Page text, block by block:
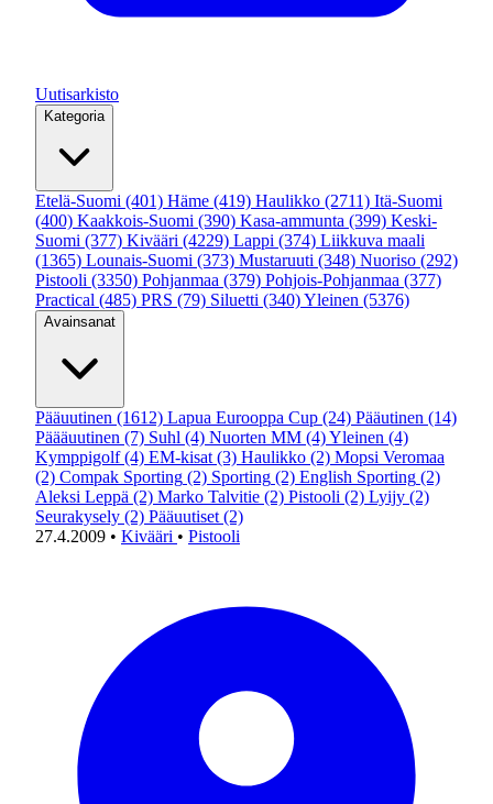
Uutisarkisto
Kategoria
Etelä-Suomi (401) Häme (419) Haulikko (2711) Itä-Suomi
(400) Kaakkois-Suomi (390) Kasa-ammunta (399) Keski-
Suomi (377) Kivääri (4229) Lappi (374) Liikkuva maali
(1365) Lounais-Suomi (373) Mustaruuti (348) Nuoriso (292)
Pistooli (3350) Pohjanmaa (379) Pohjois-Pohjanmaa (377)
Practical (485) PRS (79) Siluetti (340)Yleinen (5376)
Avainsanat
Pääuutinen (1612) Lapua Eurooppa Cup (24) Pääutinen (14)
Päääuutinen (7) Suhl (4) Nuorten MM (4)Yleinen (4)
Kymppigolf (4) EM-kisat (3) Haulikko (2) Mopsi Veromaa
(2) Compak Sporting (2) Sporting (2) English Sporting (2)
Aleksi Leppä (2) Marko Talvitie (2) Pistooli (2) Lyijy (2)
Seurakysely (2) Pääuutiset (2)
27.4.2009 • Kivääri • Pistooli